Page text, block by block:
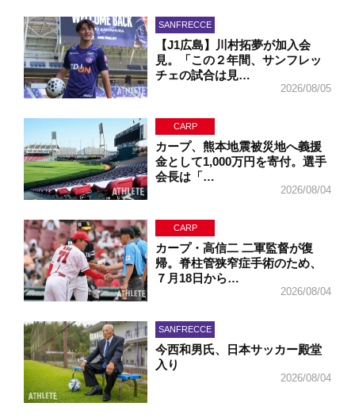
SANFRECCE
【J1広島】川村拓夢が加入会
見。「この２年間、サンフレッ
チェの試合は見…
2026/08/05
CARP
カープ、熊本地震被災地へ義援
金として1,000万円を寄付。選手
会長は「…
2026/08/04
CARP
カープ・高信二 二軍監督が復
帰。脊柱管狭窄症手術のため、
７月18日から…
2026/08/04
SANFRECCE
今西和男氏、日本サッカー殿堂
入り
2026/08/04